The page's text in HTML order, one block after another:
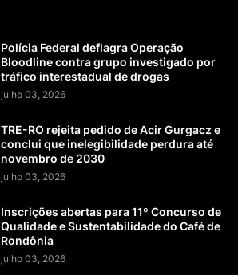
Polícia Federal deflagra Operação
Bloodline contra grupo investigado por
tráfico interestadual de drogas
julho 03, 2026
TRE-RO rejeita pedido de Acir Gurgacz e
conclui que inelegibilidade perdura até
novembro de 2030
julho 03, 2026
Inscrições abertas para 11º Concurso de
Qualidade e Sustentabilidade do Café de
Rondônia
julho 03, 2026